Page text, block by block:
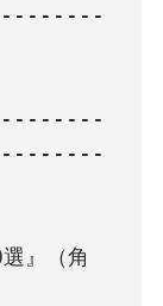
』（角